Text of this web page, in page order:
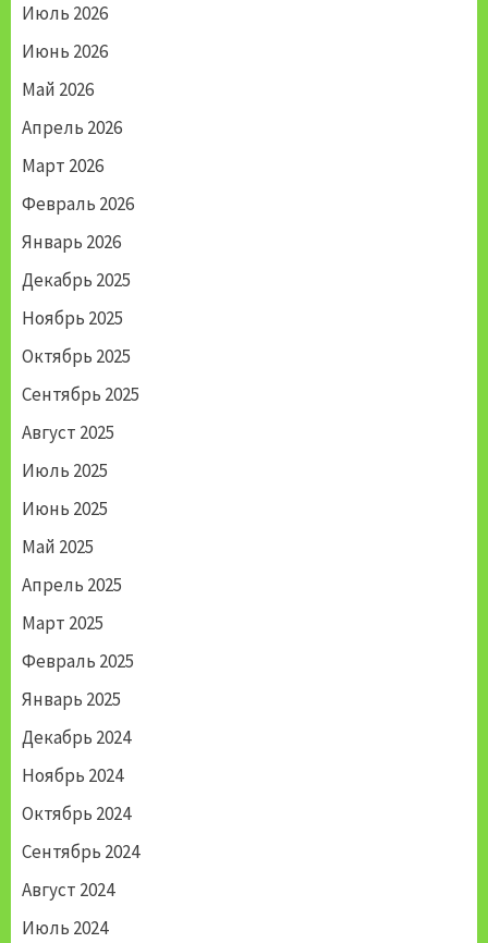
Июль 2026
Июнь 2026
Май 2026
Апрель 2026
Март 2026
Февраль 2026
Январь 2026
Декабрь 2025
Ноябрь 2025
Октябрь 2025
Сентябрь 2025
Август 2025
Июль 2025
Июнь 2025
Май 2025
Апрель 2025
Март 2025
Февраль 2025
Январь 2025
Декабрь 2024
Ноябрь 2024
Октябрь 2024
Сентябрь 2024
Август 2024
Июль 2024